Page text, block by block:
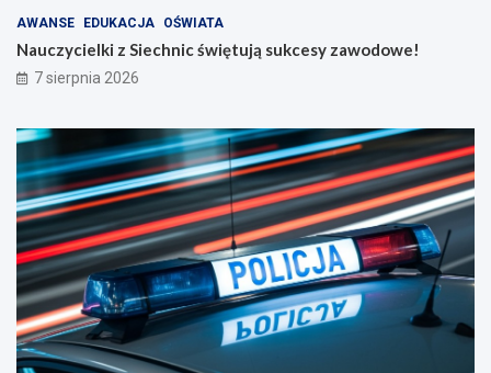
AWANSE EDUKACJA OŚWIATA
Nauczycielki z Siechnic świętują sukcesy zawodowe!
7 sierpnia 2026